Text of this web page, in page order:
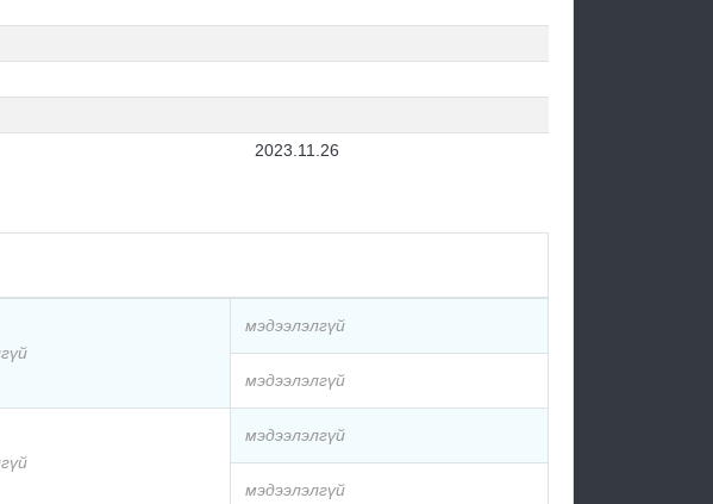
2023.11.26
мэдээлэлгүй
мэдээлэлгүй
мэдээлэлгүй
мэдээлэлгүй